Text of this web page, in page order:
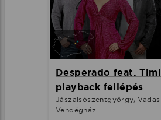
Desperado feat.
playback fellépés
Jászalsószentgyörgy,
Vendégház